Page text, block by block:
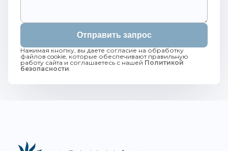
Отправить запрос
Нажимая кнопку, вы даете согласие на обработку
файлов cookie, которые обеспечивают правильную
работу сайта и соглашаетесь с нашей Политикой
безопасности.